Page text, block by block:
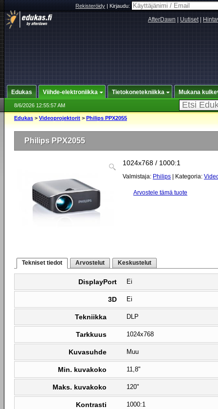
Rekisteröidy|Kirjaudu:
AfterDawn Uutiset|
Edukas Viihde-elektroniikka Tietokonetekniikka Mukana
8/6/2026 12:55:57 AM
Edukas > Videoprojektorit > Philips PPX2055
Philips PPX2055
1024x768 / 1000:1
Valmistaja: Philips | Kategoria:
Arvostele tämä tuote
Tekniset tiedot Arvostelut Keskustelut
DisplayPort Ei
3D Ei
Tekniikka DLP
Tarkkuus 1024x768
Kuvasuhde Muu
Min. kuvakoko 11,8"
Maks. kuvakoko 120"
Kontrasti 1000:1